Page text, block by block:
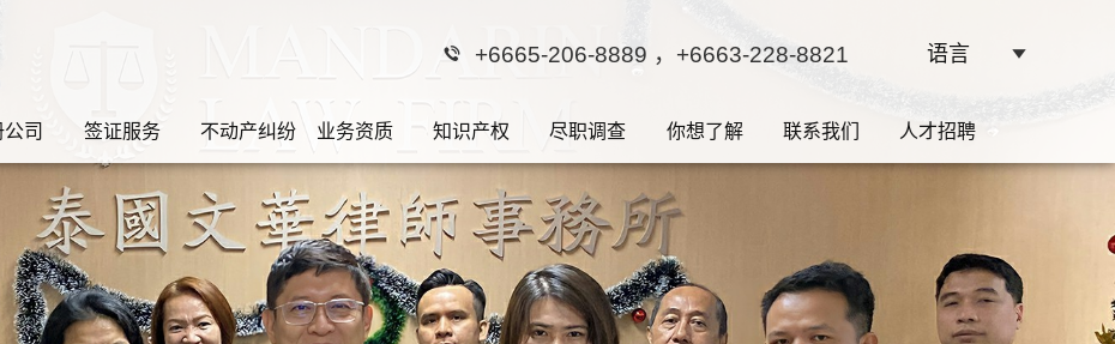
语言
+6665-206-8889 ，+6663-228-8821
司 签证服务 不动产纠纷 业务资质 知识产权 尽职调查 你想了解 联系我们 人才招聘
边界是法律，法律的边界是权
利